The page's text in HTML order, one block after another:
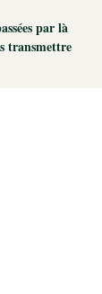
par là
transmettre